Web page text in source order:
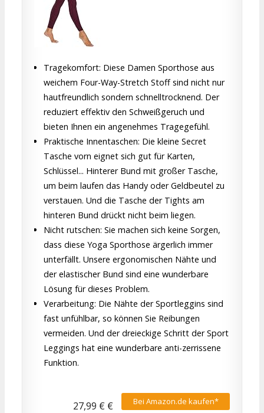
Tragekomfort: Diese Damen Sporthose aus
weichem Four-Way-Stretch Stoff sind nicht nur
hautfreundlich sondern schnelltrocknend. Der
reduziert effektiv den Schweißgeruch und
bieten Ihnen ein angenehmes Tragegefühl.
Praktische Innentaschen: Die kleine Secret
Tasche vorn eignet sich gut für Karten,
Schlüssel... Hinterer Bund mit großer Tasche,
um beim laufen das Handy oder Geldbeutel zu
verstauen. Und die Tasche der Tights am
hinteren Bund drückt nicht beim liegen.
Nicht rutschen: Sie machen sich keine Sorgen,
dass diese Yoga Sporthose ärgerlich immer
unterfällt. Unsere ergonomischen Nähte und
der elastischer Bund sind eine wunderbare
Lösung für dieses Problem.
Verarbeitung: Die Nähte der Sportleggins sind
fast unfühlbar, so können Sie Reibungen
vermeiden. Und der dreieckige Schritt der Sport
Leggings hat eine wunderbare anti-zerrissene
Funktion.
Bei Amazon.de kaufen*
27,99 € €